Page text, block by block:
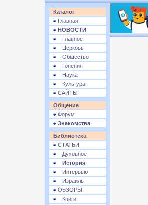
Каталог
Главная
НОВОСТИ
Главное
Церковь
Общество
Гонения
Наука
Культура
САЙТЫ
Общение
Форум
Знакомства
Библиотека
СТАТЬИ
Духовное
История
Интервью
Израиль
ОБЗОРЫ
Книги